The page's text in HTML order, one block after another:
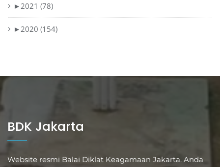
► 2021 (78)
► 2020 (154)
BDK Jakarta
Website resmi Balai Diklat Keagamaan Jakarta. Anda